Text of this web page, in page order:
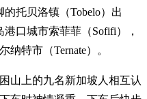
的托贝洛镇（Tobelo）出
口城市索菲菲（Sofifi），
特市（Ternate）。
山上的九名新加坡人相互认